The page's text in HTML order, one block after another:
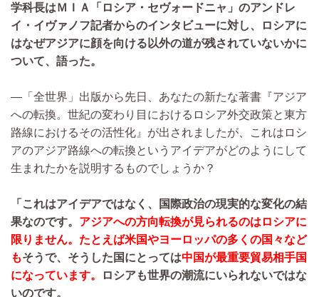
学科長はＭＩＡ「ロシア・セヴォードニャ」のアンドレ
イ・イヴァノフ記者からのインタビューに対し、ロシアに
はなぜアジアに顔を向ける以外の道が残されていないかに
ついて、語った。
―「全世界」出版から先日、あなたの新たな著書『アジア
への転換。世紀の変わり目におけるロシア外交政策と東方
路線におけるその活性化』が出されましたが、これはロシ
アのアジア路線への転換というアイデアがどのようにして
生まれたかを説明するものでしょうか？
「これはアイデアではなく、国際政治の現実的な変化の結
果なのです。 アジアへの方向転換が見られるのはロシアに
限りません。たとえば米国やヨーロッパの多くの国々など
もそうで、そうした国にとっては中国が最重要貿易相手国
になっています。
ロシアも世界の潮流にいられないではな
いのです。